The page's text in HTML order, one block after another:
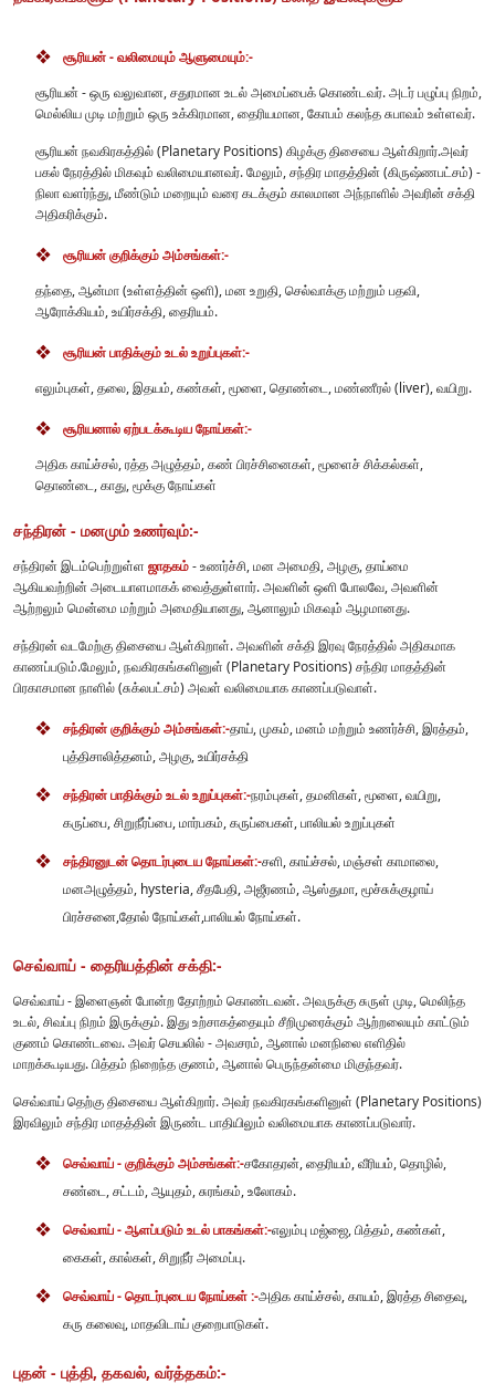
சூரியன் - வலிமையும் ஆளுமையும்:-
சூரியன் - ஒரு வலுவான, சதுரமான உடல் அமைப்பைக் கொண்டவர். அடர் பழுப்பு நிறம்,
மெல்லிய முடி மற்றும் ஒரு உக்கிரமான, தைரியமான, கோபம் கலந்த சுபாவம் உள்ளவர்.
சூரியன் நவகிரகத்தில் (Planetary Positions) கிழக்கு திசையை ஆள்கிறார்.அவர்
பகல் நேரத்தில் மிகவும் வலிமையானவர். மேலும், சந்திர மாதத்தின் (கிருஷ்ணபட்சம்) -
நிலா வளர்ந்து, மீண்டும் மறையும் வரை கடக்கும் காலமான அந்நாளில் அவரின் சக்தி
அதிகரிக்கும்.
சூரியன் குறிக்கும் அம்சங்கள்:-
தந்தை, ஆன்மா (உள்ளத்தின் ஒளி), மன உறுதி, செல்வாக்கு மற்றும் பதவி,
ஆரோக்கியம், உயிர்சக்தி, தைரியம்.
சூரியன் பாதிக்கும் உடல் உறுப்புகள்:-
எலும்புகள், தலை, இதயம், கண்கள், மூளை, தொண்டை, மண்ணீரல் (liver), வயிறு.
சூரியனால் ஏற்படக்கூடிய நோய்கள்:-
அதிக காய்ச்சல், ரத்த அழுத்தம், கண் பிரச்சினைகள், மூளைச் சிக்கல்கள்,
தொண்டை, காது, மூக்கு நோய்கள்
சந்திரன் - மனமும் உணர்வும்:-
சந்திரன் இடம்பெற்றுள்ள ஜாதகம்- உணர்ச்சி, மன அமைதி, அழகு, தாய்மை
ஆகியவற்றின் அடையாளமாகக் வைத்துள்ளார். அவளின் ஒளி போலவே, அவளின்
ஆற்றலும் மென்மை மற்றும் அமைதியானது, ஆனாலும் மிகவும் ஆழமானது.
சந்திரன் வடமேற்கு திசையை ஆள்கிறாள். அவளின் சக்தி இரவு நேரத்தில் அதிகமாக
காணப்படும்.மேலும், நவகிரகங்களினுள் (Planetary Positions) சந்திர மாதத்தின்
பிரகாசமான நாளில் (சுக்லபட்சம்) அவள் வலிமையாக காணப்படுவாள்.
சந்திரன் குறிக்கும் அம்சங்கள்:-தாய், முகம், மனம் மற்றும் உணர்ச்சி, இரத்தம்,
புத்திசாலித்தனம், அழகு, உயிர்சக்தி
சந்திரன் பாதிக்கும் உடல் உறுப்புகள்:-நரம்புகள், தமனிகள், மூளை, வயிறு,
கருப்பை, சிறுநீர்ப்பை, மார்பகம், கருப்பைகள், பாலியல் உறுப்புகள்
சந்திரனுடன் தொடர்புடைய நோய்கள்:-சளி, காய்ச்சல், மஞ்சள் காமாலை,
மனஅழுத்தம், hysteria, சீதபேதி, அஜீரணம், ஆஸ்துமா, மூச்சுக்குழாய்
பிரச்சனை,தோல் நோய்கள்,பாலியல் நோய்கள்.
செவ்வாய் - தைரியத்தின் சக்தி:-
செவ்வாய் - இளைஞன் போன்ற தோற்றம் கொண்டவன். அவருக்கு சுருள் முடி, மெலிந்த
உடல், சிவப்பு நிறம் இருக்கும். இது உற்சாகத்தையும் சீறிமுரைக்கும் ஆற்றலையும் காட்டும்
குணம் கொண்டவை. அவர் செயலில் - அவசரம், ஆனால் மனநிலை எளிதில்
மாறக்கூடியது. பித்தம் நிறைந்த குணம், ஆனால் பெருந்தன்மை மிகுந்தவர்.
செவ்வாய் தெற்கு திசையை ஆள்கிறார். அவர் நவகிரகங்களினுள் (Planetary Positions)
இரவிலும் சந்திர மாதத்தின் இருண்ட பாதியிலும் வலிமையாக காணப்படுவார்.
செவ்வாய் - குறிக்கும் அம்சங்கள்:-சகோதரன், தைரியம், வீரியம், தொழில்,
சண்டை, சட்டம், ஆயுதம், சுரங்கம், உலோகம்.
செவ்வாய் - ஆளப்படும் உடல் பாகங்கள்:-எலும்பு மஜ்ஜை, பித்தம், கண்கள்,
கைகள், கால்கள், சிறுநீர் அமைப்பு.
செவ்வாய் - தொடர்புடைய நோய்கள் :-அதிக காய்ச்சல், காயம், இரத்த சிதைவு,
கரு கலைவு, மாதவிடாய் குறைபாடுகள்.
புதன் - புத்தி, தகவல், வர்த்தகம்:-